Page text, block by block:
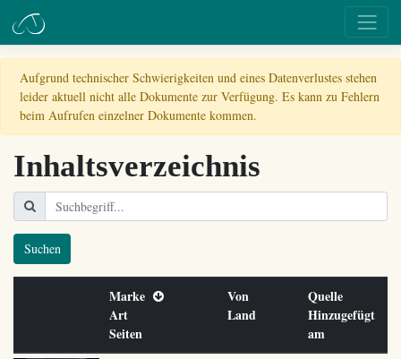
Aufgrund technischer Schwierigkeiten und eines Datenverlustes stehen
leider aktuell nicht alle Dokumente zur Verfügung. Es kann zu Fehlern
beim Aufrufen einzelner Dokumente kommen.
Inhaltsverzeichnis
Suchen
Marke
Art
Seiten
Von
Land
Quelle
Hinzugefügt
am